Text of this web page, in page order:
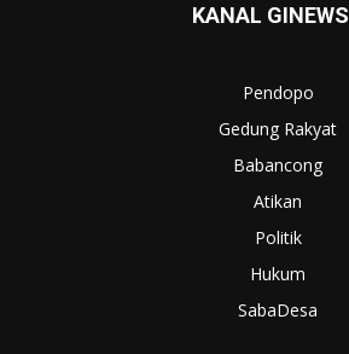
KANAL GINEWS
Pendopo
Gedung Rakyat
Babancong
Atikan
Politik
Hukum
SabaDesa